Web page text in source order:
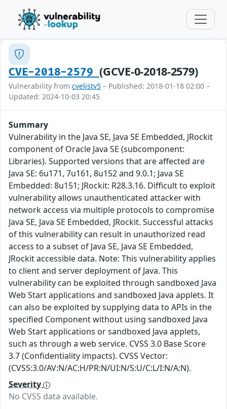
CVE-2018-2579(GCVE-0-2018-2579)
Vulnerability from cvelistv5 – Published: 2018-01-18 02:00 –
Updated: 2024-10-03 20:45
Summary
Vulnerability in the Java SE, Java SE Embedded, JRockit
component of Oracle Java SE (subcomponent:
Libraries). Supported versions that are affected are
Java SE: 6u171, 7u161, 8u152 and 9.0.1; Java SE
Embedded: 8u151; JRockit: R28.3.16. Difficult to exploit
vulnerability allows unauthenticated attacker with
network access via multiple protocols to compromise
Java SE, Java SE Embedded, JRockit. Successful attacks
of this vulnerability can result in unauthorized read
access to a subset of Java SE, Java SE Embedded,
JRockit accessible data. Note: This vulnerability applies
to client and server deployment of Java. This
vulnerability can be exploited through sandboxed Java
Web Start applications and sandboxed Java applets. It
can also be exploited by supplying data to APIs in the
specified Component without using sandboxed Java
Web Start applications or sandboxed Java applets,
such as through a web service. CVSS 3.0 Base Score
3.7 (Confidentiality impacts). CVSS Vector:
(CVSS:3.0/AV:N/AC:H/PR:N/UI:N/S:U/C:L/I:N/A:N).
Severity
No CVSS data available.